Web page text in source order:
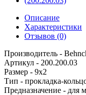
Описание
Характеристики
Отзывов (0)
Производитель -
Артикул - 200.200.03
Размер - 9х2
Тип - прокладка-
Предназначение - для